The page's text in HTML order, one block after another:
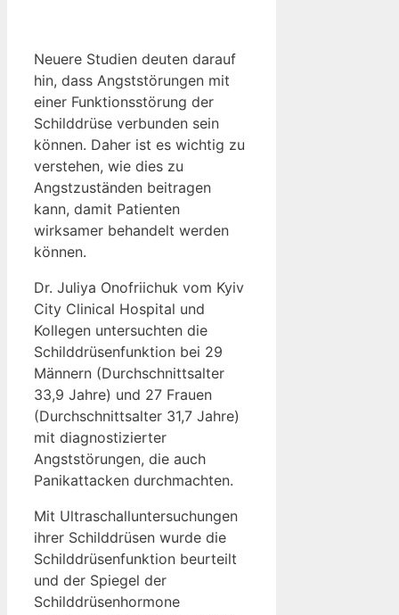
Neuere Studien deuten darauf
hin, dass Angststörungen mit
einer Funktionsstörung der
Schilddrüse verbunden sein
können. Daher ist es wichtig zu
verstehen, wie dies zu
Angstzuständen beitragen
kann, damit Patienten
wirksamer behandelt werden
können.
Dr. Juliya Onofriichuk vom Kyiv
City Clinical Hospital und
Kollegen untersuchten die
Schilddrüsenfunktion bei 29
Männern (Durchschnittsalter
33,9 Jahre) und 27 Frauen
(Durchschnittsalter 31,7 Jahre)
mit diagnostizierter
Angststörungen, die auch
Panikattacken durchmachten.
Mit Ultraschalluntersuchungen
ihrer Schilddrüsen wurde die
Schilddrüsenfunktion beurteilt
und der Spiegel der
Schilddrüsenhormone